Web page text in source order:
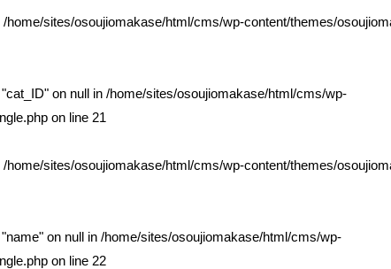
/home/sites/osoujiomakase/html/cms/wp-content/themes/
on null in /home/sites/osoujiomakase/html/cms/wp-
on line 21
/home/sites/osoujiomakase/html/cms/wp-content/themes/
on null in /home/sites/osoujiomakase/html/cms/wp-
on line 22